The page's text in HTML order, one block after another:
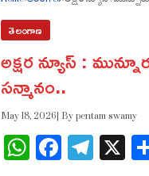
తెలంగాణ
అక్షర న్యూస్ :
సన్మానం..
May 18, 2026| By pentam swamy
WhatsAppX